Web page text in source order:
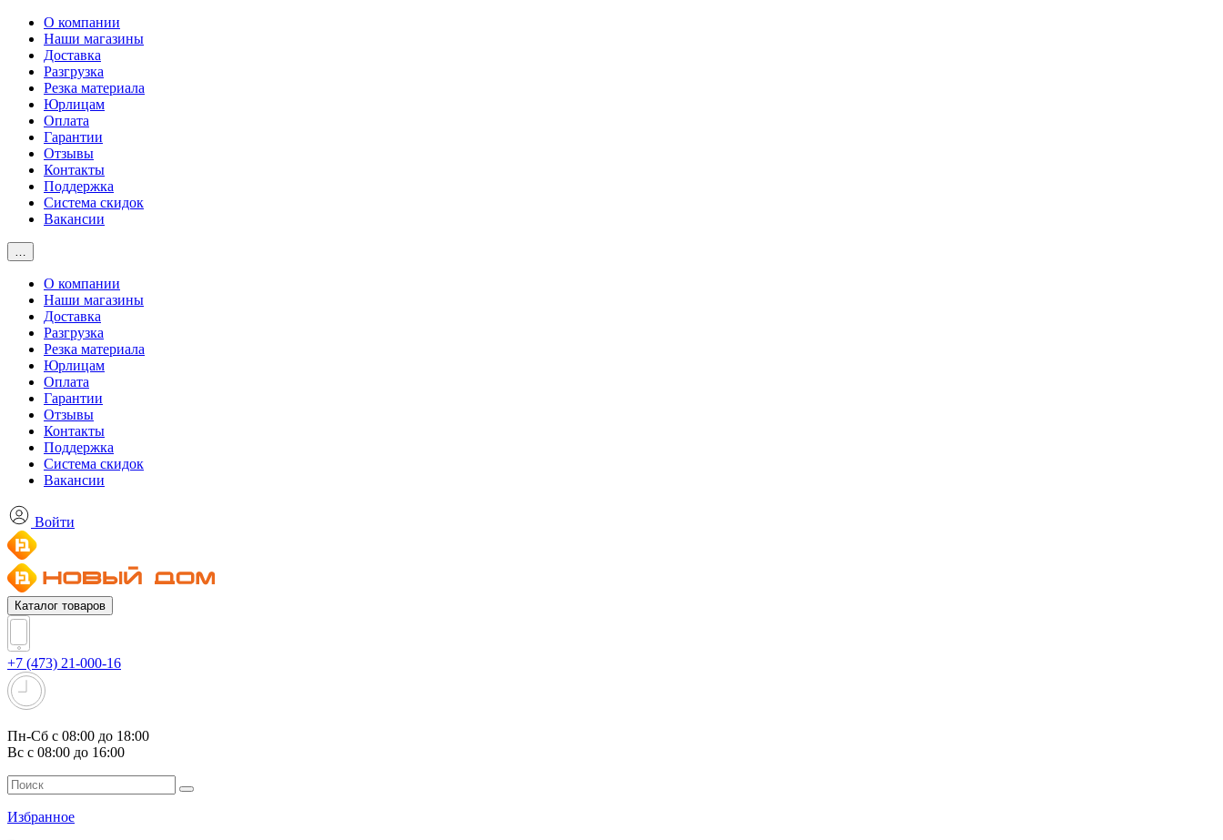
О компании
Наши магазины
Доставка
Разгрузка
Резка материала
Юрлицам
Оплата
Гарантии
Отзывы
Контакты
Поддержка
Система скидок
Вакансии
…
О компании
Наши магазины
Доставка
Разгрузка
Резка материала
Юрлицам
Оплата
Гарантии
Отзывы
Контакты
Поддержка
Система скидок
Вакансии
Войти
Каталог товаров
+7 (473) 21-000-16
Пн-Сб с 08:00 до 18:00
Вс с 08:00 до 16:00
Избранное